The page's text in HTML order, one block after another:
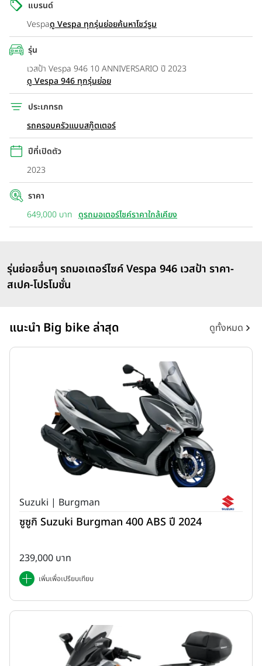
แบรนด์
Vespaดู Vespa ทุกรุ่นย่อยค้นหาโชว์รูม
รุ่น
เวสป้า Vespa 946 10 ANNIVERSARIO ปี 2023
ดู Vespa 946 ทุกรุ่นย่อย
ประเภทรถ
รถครอบครัวแบบสกู๊ตเตอร์
ปีที่เปิดตัว
2023
ราคา
649,000 บาท ดูรถมอเตอร์ไซค์ราคาใกล้เคียง
รุ่นย่อยอื่นๆ รถมอเตอร์ไซค์ Vespa 946 เวสป้า ราคา-
สเปค-โปรโมชั่น
แนะนำ Big bike ล่าสุด ดูทั้งหมด
Suzuki | Burgman
ซูซูกิ Suzuki Burgman 400 ABS ปี 2024
239,000 บาท
เพิ่มเพื่อเปรียบเทียบ